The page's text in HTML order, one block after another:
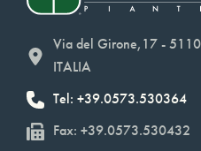
Via del Girone,17 -
ITALIA
Tel: +39.0573.530364
Fax: +39.0573.530432